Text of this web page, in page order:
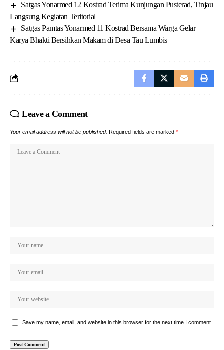
Satgas Yonarmed 12 Kostrad Terima Kunjungan Pusterad, Tinjau
Langsung Kegiatan Teritorial
Satgas Pamtas Yonarmed 11 Kostrad Bersama Warga Gelar
Karya Bhakti Bersihkan Makam di Desa Tau Lumbis
Leave a Comment
Your email address will not be published. Required fields are marked *
Save my name, email, and website in this browser for the next time I comment.